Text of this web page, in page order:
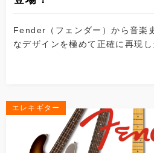
Fender（フェンダー）から音楽
なデザインを極めて正確に再現
エレキギター